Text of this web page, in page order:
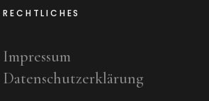
RECHTLICHES
Impressum
Datenschutzerklärung